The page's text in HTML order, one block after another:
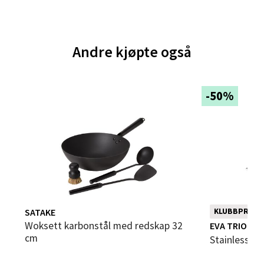
Andre kjøpte også
SATAKE
Woksett karbonstål med redskap 32
cm
-50%
KLUBBPRIS
EVA TRIO
Stainless
0 i butikk
Trondheim - Sirkus Shopping